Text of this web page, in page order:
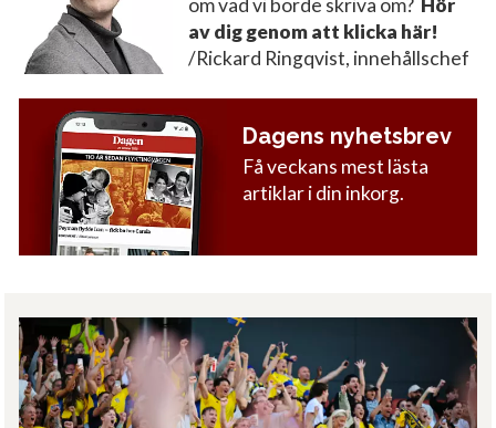
om vad vi borde skriva om? Hör
av dig genom att klicka här!
/Rickard Ringqvist, innehållschef
Dagens nyhetsbrev
Få veckans mest lästa
artiklar i din inkorg.